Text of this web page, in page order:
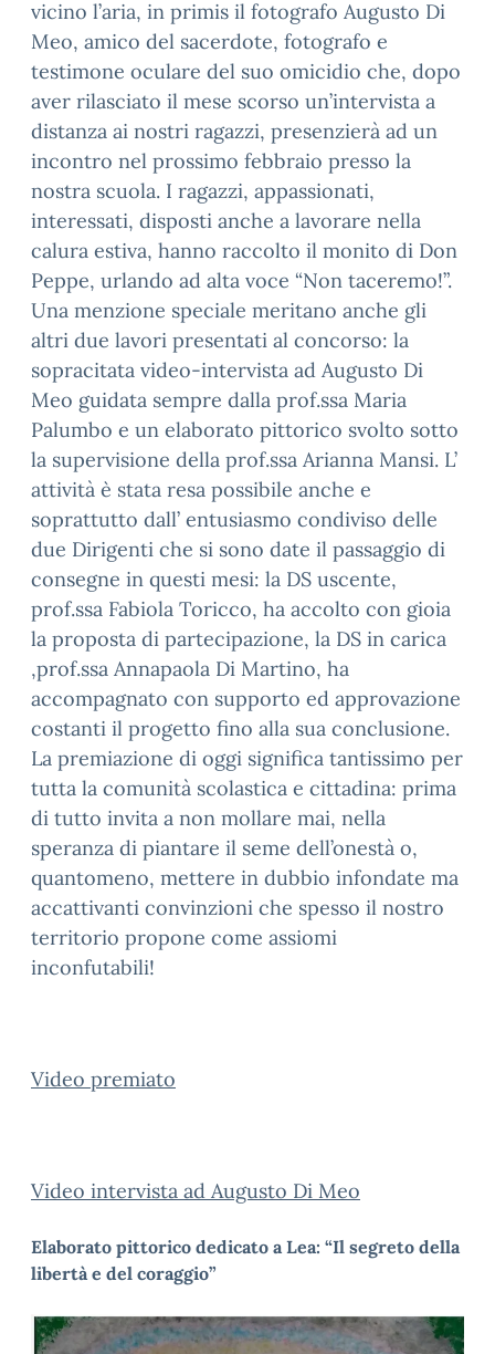
vicino l’aria, in primis il fotografo Augusto Di
Meo, amico del sacerdote, fotografo e
testimone oculare del suo omicidio che, dopo
aver rilasciato il mese scorso un’intervista a
distanza ai nostri ragazzi, presenzierà ad un
incontro nel prossimo febbraio presso la
nostra scuola. I ragazzi, appassionati,
interessati, disposti anche a lavorare nella
calura estiva, hanno raccolto il monito di Don
Peppe, urlando ad alta voce “Non taceremo!”.
Una menzione speciale meritano anche gli
altri due lavori presentati al concorso: la
sopracitata video-intervista ad Augusto Di
Meo guidata sempre dalla prof.ssa Maria
Palumbo e un elaborato pittorico svolto sotto
la supervisione della prof.ssa Arianna Mansi. L’
attività è stata resa possibile anche e
soprattutto dall’ entusiasmo condiviso delle
due Dirigenti che si sono date il passaggio di
consegne in questi mesi: la DS uscente,
prof.ssa Fabiola Toricco, ha accolto con gioia
la proposta di partecipazione, la DS in carica
,prof.ssa Annapaola Di Martino, ha
accompagnato con supporto ed approvazione
costanti il progetto fino alla sua conclusione.
La premiazione di oggi significa tantissimo per
tutta la comunità scolastica e cittadina: prima
di tutto invita a non mollare mai, nella
speranza di piantare il seme dell’onestà o,
quantomeno, mettere in dubbio infondate ma
accattivanti convinzioni che spesso il nostro
territorio propone come assiomi
inconfutabili!
Video premiato
Video intervista ad Augusto Di Meo
Elaborato pittorico dedicato a Lea: “Il segreto della
libertà e del coraggio”